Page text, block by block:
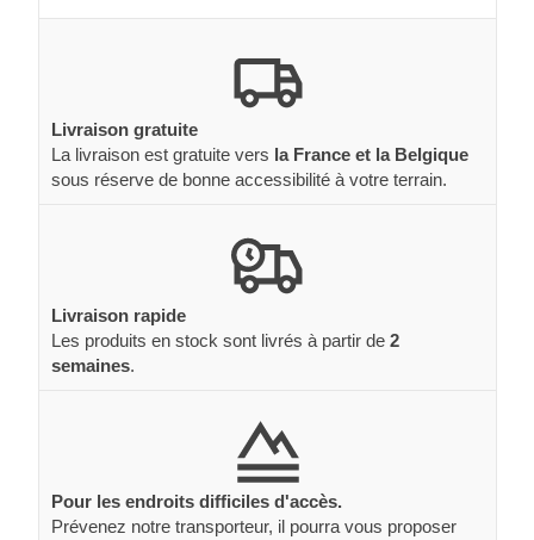
Livraison gratuite
La livraison est gratuite vers la France et la Belgique
sous réserve de bonne accessibilité à votre terrain.
Livraison rapide
Les produits en stock sont livrés à partir de 2
semaines.
Pour les endroits difficiles d'accès.
Prévenez notre transporteur, il pourra vous proposer